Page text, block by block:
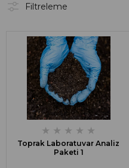
Filtreleme
★ ★ ★ ★ ★
Toprak Laboratuvar Analiz
Paketi 1